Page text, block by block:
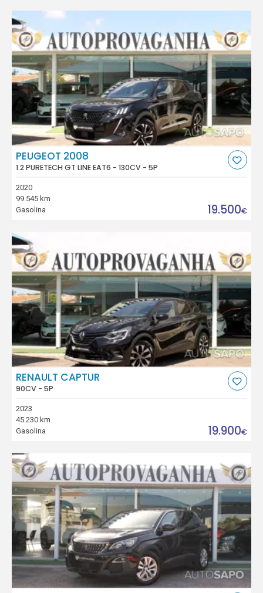
PEUGEOT 2008
1.2 PURETECH GT LINE EAT6 - 130CV - 5P
2020
99.545 km
Gasolina
19.500€
RENAULT CAPTUR
90CV - 5P
2023
45.230 km
Gasolina
19.900€